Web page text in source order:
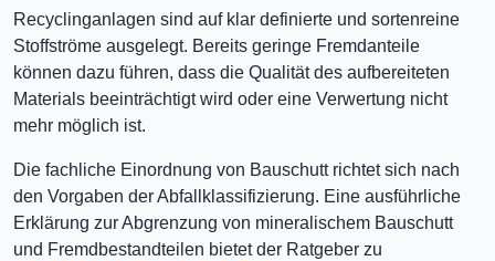
Recyclinganlagen sind auf klar definierte und sortenreine
Stoffströme ausgelegt. Bereits geringe Fremdanteile
können dazu führen, dass die Qualität des aufbereiteten
Materials beeinträchtigt wird oder eine Verwertung nicht
mehr möglich ist.
Die fachliche Einordnung von Bauschutt richtet sich nach
den Vorgaben der Abfallklassifizierung. Eine ausführliche
Erklärung zur Abgrenzung von mineralischem Bauschutt
und Fremdbestandteilen bietet der Ratgeber zu